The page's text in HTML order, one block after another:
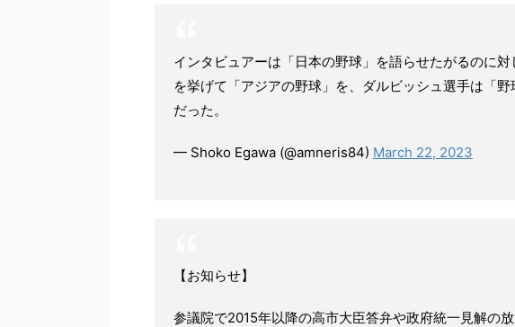
インタビュアーは「日本の野球」を語らせたがるのに
を挙げて「アジアの野球」を、ダルビッシュ選手は「
だった。
— Shoko Egawa (@amneris84) March 22, 2023
【お知らせ】
参議院で2015年以降の高市大臣答弁や政府統一見解の